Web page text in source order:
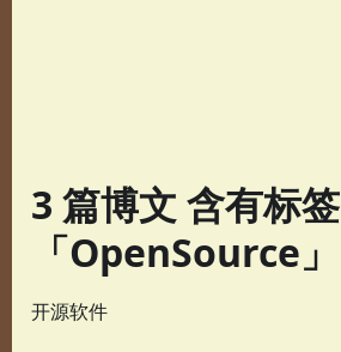
3 篇博文 含有标签
「OpenSource」
开源软件